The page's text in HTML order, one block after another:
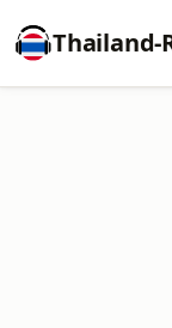
Thailand-